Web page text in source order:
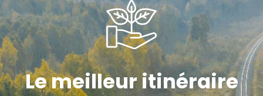
Le meilleur itinéraire